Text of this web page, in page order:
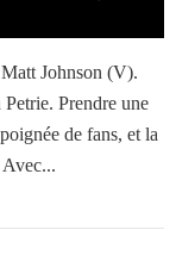
Johnson (V).
Prendre une
de fans, et la